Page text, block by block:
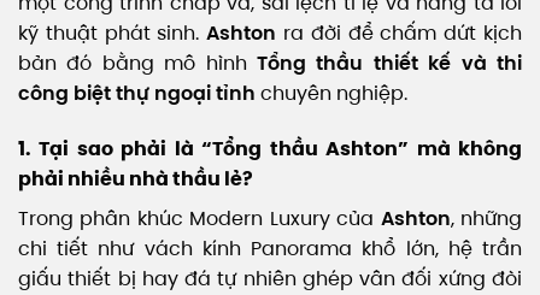
kỹ thuật phát sinh.Ashton ra đời để chấm dứt kịch
bản đó bằng mô hình Tổng thầu thiết kế và thi
công biệt thự ngoại tỉnh chuyên nghiệp.
1. Tại sao phải là “Tổng thầu Ashton” mà không
phải nhiều nhà thầu lẻ?
Trong phân khúc Modern Luxury của Ashton, những
chi tiết như vách kính Panorama khổ lớn, hệ trần
giấu thiết bị hay đá tự nhiên ghép vân đối xứng đòi